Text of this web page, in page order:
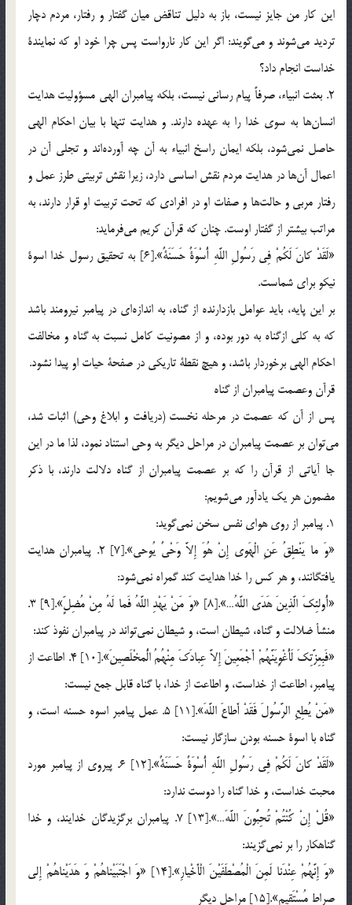
اين كار من جايز نيست، باز به دليل تناقض ميان گفتار و رفتار، مردم دچار
ترديد مي‎شوند و مي‎گويند: اگر اين كار نارواست پس چرا خود او كه نمايندة
خداست انجام داد؟
2. بعثت انبياء، صرفاً پيام رساني نيست، بلكه پيامبران الهي مسؤوليت هدايت
انسان‎ها به سوي خدا را به عهده دارند. و هدايت تنها با بيان احكام الهي
حاصل نمي‎شود، بلكه ايمان راسخ انبياء به آن چه آورده‎اند و تجلي آن در
اعمال آن‎ها در هدايت مردم نقش اساسي دارد، زيرا نقش تربيتي طرز عمل و
رفتار مربي و حالت‎ها و صفات او در افرادي كه تحت تربيت او قرار دارند، به
مراتب بيشتر از گفتار اوست. چنان كه قرآن كريم مي‎فرمايد:
«لَقَدْ كانَ لَكُمْ فِي رَسُولِ اللَّهِ أُسْوَةٌ حَسَنَةٌ».[6] به تحقيق رسول خدا اسوة
نيكو براي شماست.
بر اين پايه، بايد عوامل بازدارنده از گناه، به اندازه‎اي در پيامبر نيرومند باشد
كه به كلي ازگناه به دور بوده، و از مصونيت كامل نسبت به گناه و مخالفت
احكام الهي برخوردار باشد، و هيچ نقطة تاريكي در صفحة حيات او پيدا نشود.
قرآن وعصمت پيامبران از گناه
پس از آن كه عصمت در مرحله نخست (دريافت و ابلاغ وحي) اثبات شد،
مي‎توان بر عصمت پيامبران در مراحل ديگر به وحي استناد نمود، لذا ما در اين
جا آياتي از قرآن را كه بر عصمت پيامبران از گناه دلالت دارند، با ذكر
مضمون هر يك يادآور مي‎شويم:
1. پيامبر از روي هواي نفس سخن نمي‎گويد:
«وَ ما يَنْطِقُ عَنِ الْهَوى إِنْ هُوَ إِلاَّ وَحْيٌ يُوحى».[7] 2. پيامبران هدايت
يافتگانند، و هر كس را خدا هدايت كند گمراه نمي‎شود:
«أُولئِكَ الَّذِينَ هَدَى اللَّهُ…».[8] «وَ مَنْ يَهْدِ اللَّهُ فَما لَهُ مِنْ مُضِلٍّ».[9] 3.
منشأ ضلالت و گناه، شيطان است، و شيطان نمي‎تواند در پيامبران نفوذ كند:
«فَبِعِزَّتِكَ لَأُغْوِيَنَّهُمْ أَجْمَعِينَ إِلاَّ عِبادَكَ مِنْهُمُ الُْمخْلَصِينَ».[10] 4. اطاعت از
پيامبر، اطاعت از خداست، و اطاعت از خدا، با گناه قابل جمع نيست:
«مَنْ يُطِعِ الرَّسُولَ فَقَدْ أَطاعَ اللَّهَ».[11] 5. عمل پيامبر اسوه حسنه است، و
گناه با اسوة حسنه بودن سازگار نيست:
«لَقَدْ كانَ لَكُمْ فِي رَسُولِ اللَّهِ أُسْوَةٌ حَسَنَةٌ».[12] 6. پيروي از پيامبر مورد
محبت خداست، و خدا گناه را دوست ندارد:
«قُلْ إِنْ كُنْتُمْ تُحِبُّونَ اللَّهَ…».[13] 7. پيامبران برگزيدگان خدايند، و خدا
گناهكار را بر نمي‎گزيند:
«وَ إِنَّهُمْ عِنْدَنا لَمِنَ الْمُصْطَفَيْنَ الْأَخْيارِ».[14] «وَ اجْتَبَيْناهُمْ وَ هَدَيْناهُمْ إِلى
صِراطٍ مُسْتَقِيمٍ».[15] مراحل ديگر